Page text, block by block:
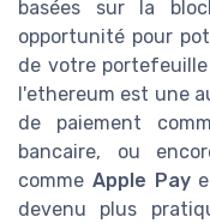
basées sur la
opportunité pour
de votre
l'ethereum est une
de paiement
bancaire, ou
comme Apple Pay
devenu plus